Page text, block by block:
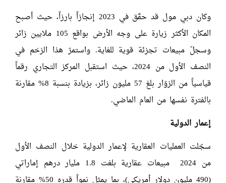
وكان دبي مول قد حقّق في 2023 إنجازاً بارزاً، حيث أصبح
المكان الأكثر زيارة على وجه الأرض بواقع 105 ملايين زائر
وسجلّ مبيعات تجزئة قوية للغاية. واستمرّ هذا الزخم في
النصف الأول من 2024، حيث استقبل المركز التجاري رقماً
قياسياً من الزوّار بلغ 57 مليون زائر، بزيادة بنسبة 8% مقارنة
بالفترة نفسها من العام الماضي.
إعمار الدولية
سجّلت العمليات العقارية لإعمار الدولية خلال النصف الأول
من 2024 مبيعات عقارية بلغت 1.8 مليار درهم إماراتي